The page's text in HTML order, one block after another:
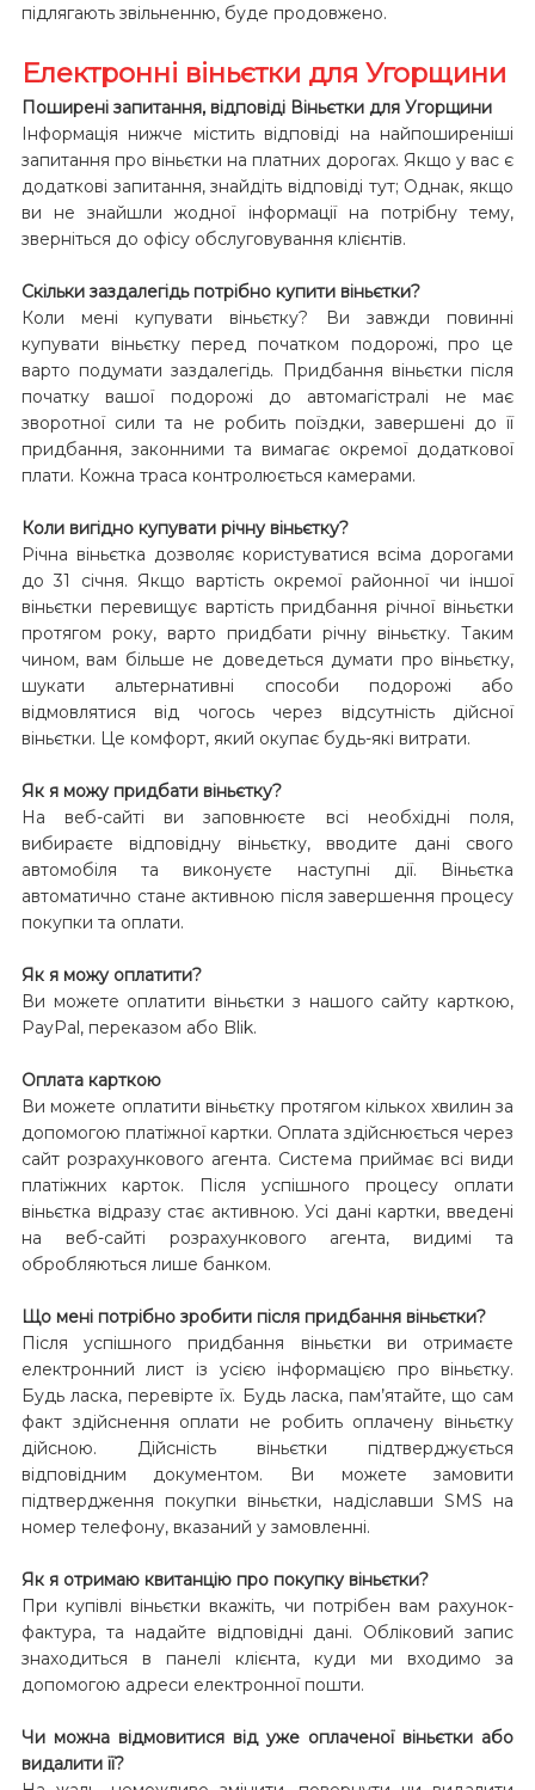
підлягають звільненню, буде продовжено.
Електронні віньєтки для Угорщини
Поширені запитання, відповіді Віньєтки для Угорщини
Інформація нижче містить відповіді на найпоширеніші
запитання про віньєтки на платних дорогах. Якщо у вас є
додаткові запитання, знайдіть відповіді тут; Однак, якщо
ви не знайшли жодної інформації на потрібну тему,
зверніться до офісу обслуговування клієнтів.
Скільки заздалегідь потрібно купити віньєтки?
Коли мені купувати віньєтку? Ви завжди повинні
купувати віньєтку перед початком подорожі, про це
варто подумати заздалегідь. Придбання віньєтки після
початку вашої подорожі до автомагістралі не має
зворотної сили та не робить поїздки, завершені до її
придбання, законними та вимагає окремої додаткової
плати. Кожна траса контролюється камерами.
Коли вигідно купувати річну віньєтку?
Річна віньєтка дозволяє користуватися всіма дорогами
до 31 січня. Якщо вартість окремої районної чи іншої
віньєтки перевищує вартість придбання річної віньєтки
протягом року, варто придбати річну віньєтку. Таким
чином, вам більше не доведеться думати про віньєтку,
шукати альтернативні способи подорожі або
відмовлятися від чогось через відсутність дійсної
віньєтки. Це комфорт, який окупає будь-які витрати.
Як я можу придбати віньєтку?
На веб-сайті ви заповнюєте всі необхідні поля,
вибираєте відповідну віньєтку, вводите дані свого
автомобіля та виконуєте наступні дії. Віньєтка
автоматично стане активною після завершення процесу
покупки та оплати.
Як я можу оплатити?
Ви можете оплатити віньєтки з нашого сайту карткою,
PayPal, переказом або Blik.
Оплата карткою
Ви можете оплатити віньєтку протягом кількох хвилин за
допомогою платіжної картки. Оплата здійснюється через
сайт розрахункового агента. Система приймає всі види
платіжних карток. Після успішного процесу оплати
віньєтка відразу стає активною. Усі дані картки, введені
на веб-сайті розрахункового агента, видимі та
обробляються лише банком.
Що мені потрібно зробити після придбання віньєтки?
Після успішного придбання віньєтки ви отримаєте
електронний лист із усією інформацією про віньєтку.
Будь ласка, перевірте їх. Будь ласка, пам’ятайте, що сам
факт здійснення оплати не робить оплачену віньєтку
дійсною. Дійсність віньєтки підтверджується
відповідним документом. Ви можете замовити
підтвердження покупки віньєтки, надіславши SMS на
номер телефону, вказаний у замовленні.
Як я отримаю квитанцію про покупку віньєтки?
При купівлі віньєтки вкажіть, чи потрібен вам рахунок-
фактура, та надайте відповідні дані. Обліковий запис
знаходиться в панелі клієнта, куди ми входимо за
допомогою адреси електронної пошти.
Чи можна відмовитися від уже оплаченої віньєтки або
видалити її?